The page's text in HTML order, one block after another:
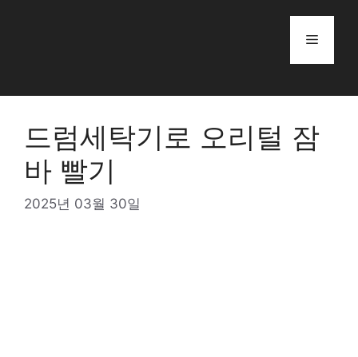
Menu
드럼세탁기로 오리털 잠
바 빨기
2025년 03월 30일